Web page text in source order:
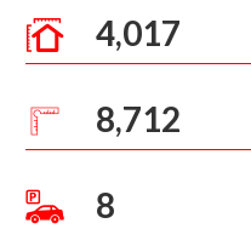
4,017
8,712
8